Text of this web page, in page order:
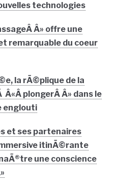
technologies
Â» offre une
remarquable du coeur
la rÃ©plique de la
plongerÂ Â» dans le
englouti
et ses partenaires
itinÃ©rante
une conscience